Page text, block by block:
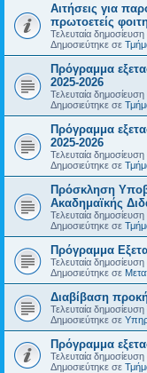
Αιτήσεις για
πρωτοετείς
Τελευταία
Δημοσιεύτηκε σε
Πρόγραμμα
2025-2026
Τελευταία
Δημοσιεύτηκε σε
Πρόγραμμα
2025-2026
Τελευταία
Δημοσιεύτηκε σε
Πρόσκληση
Ακαδημαϊκής
Τελευταία
Δημοσιεύτηκε σε
Πρόγραμμα
Τελευταία
Δημοσιεύτηκε σε
Διαβίβαση
Τελευταία
Δημοσιεύτηκε σε
Πρόγραμμα
Τελευταία
Δημοσιεύτηκε σε